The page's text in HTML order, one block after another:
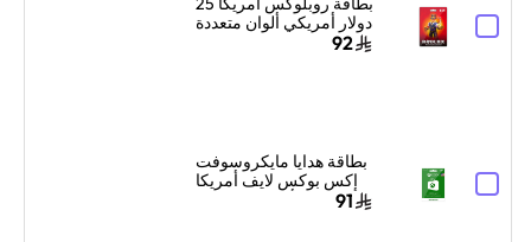
دولار أمريكي ألوان متعددة
92
بطاقة هدايا مايكروسوفت
إكس بوكس لايف أمريكا
91